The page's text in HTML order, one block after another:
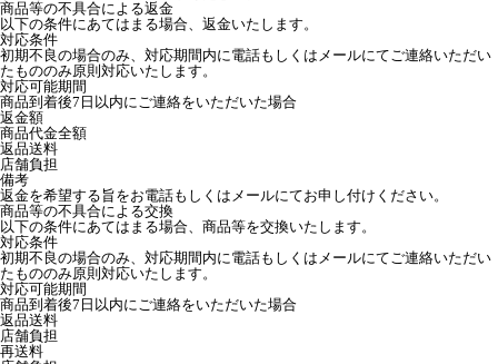
商品等の不具合による返金
以下の条件にあてはまる場合、返金いたします。
対応条件
初期不良の場合のみ、対応期間内に電話もしくはメールにてご連絡いただい
たもののみ原則対応いたします。
対応可能期間
商品到着後7日以内にご連絡をいただいた場合
返金額
商品代金全額
返品送料
店舗負担
備考
返金を希望する旨をお電話もしくはメールにてお申し付けください。
商品等の不具合による交換
以下の条件にあてはまる場合、商品等を交換いたします。
対応条件
初期不良の場合のみ、対応期間内に電話もしくはメールにてご連絡いただい
たもののみ原則対応いたします。
対応可能期間
商品到着後7日以内にご連絡をいただいた場合
返品送料
店舗負担
再送料